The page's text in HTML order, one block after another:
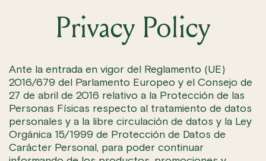
Privacy Policy
Ante la entrada en vigor del Reglamento (UE)
2016/679 del Parlamento Europeo y el Consejo de
27 de abril de 2016 relativo a la Protección de las
Personas Físicas respecto al tratamiento de datos
personales y a la libre circulación de datos y la Ley
Orgánica 15/1999 de Protección de Datos de
Carácter Personal, para poder continuar